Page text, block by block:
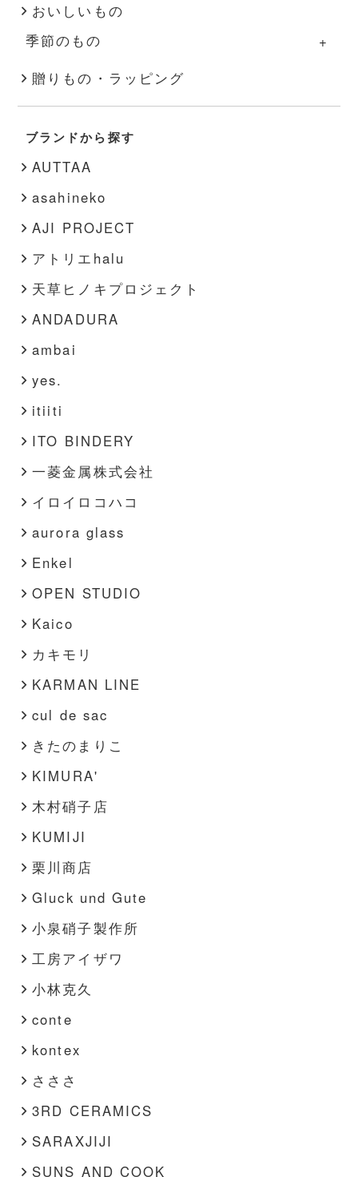
インテリア雑貨
その他
ハンドソープ・石鹸
スキンケア
文房具
その他
バッグ・帽子
アクセサリー
靴下
インナー
その他
アロマ用品
キャンドル
おいしいもの
季節のもの
季節のものの一覧
秋・冬
春・夏
贈りもの・ラッピング
ブランドから探す
AUTTAA
asahineko
AJI PROJECT
アトリエhalu
天草ヒノキプロジェクト
ANDADURA
ambai
yes.
itiiti
ITO BINDERY
一菱金属株式会社
イロイロコハコ
aurora glass
Enkel
OPEN STUDIO
Kaico
カキモリ
KARMAN LINE
cul de sac
きたのまりこ
KIMURA'
木村硝子店
KUMIJI
栗川商店
Gluck und Gute
小泉硝子製作所
工房アイザワ
小林克久
conte
kontex
さささ
3RD CERAMICS
SARAXJIJI
SUNS AND COOK